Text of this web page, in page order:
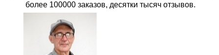
более 100000 заказов, десятки тысяч отзывов.